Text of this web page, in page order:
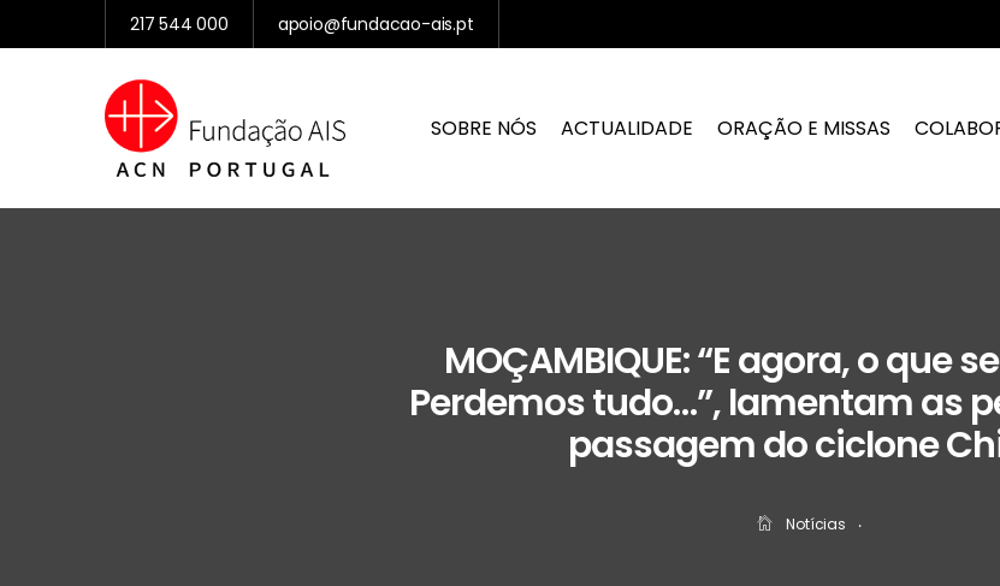
217 544 000 apoio@fundacao-ais.pt
SOBRE NÓS ACTUALIDADE ORAÇÃO E MISSAS
MOÇAMBIQUE: “E agora, o que
Perdemos tudo…”, lamentam as
passagem do ciclone
Notícias ‧